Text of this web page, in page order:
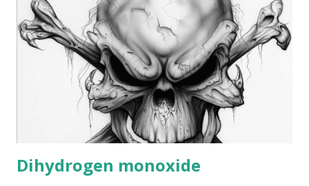
niet aan om te gaan "zoeken" naar het bloedvat (je weet
wel, voelen waar het precies zit t.o.v. de naald en dan
eventjes bijsteken), want ze zitten al half in tranen te
vragen of hun marteling nog niet afgelopen is. Wanneer ik
bloedafnames uitvoer bij, om maar een voorbeeld te geven,
rioleringswerkers, voor het bepalen van de Hepatitis A ...
Dihydrogen monoxide